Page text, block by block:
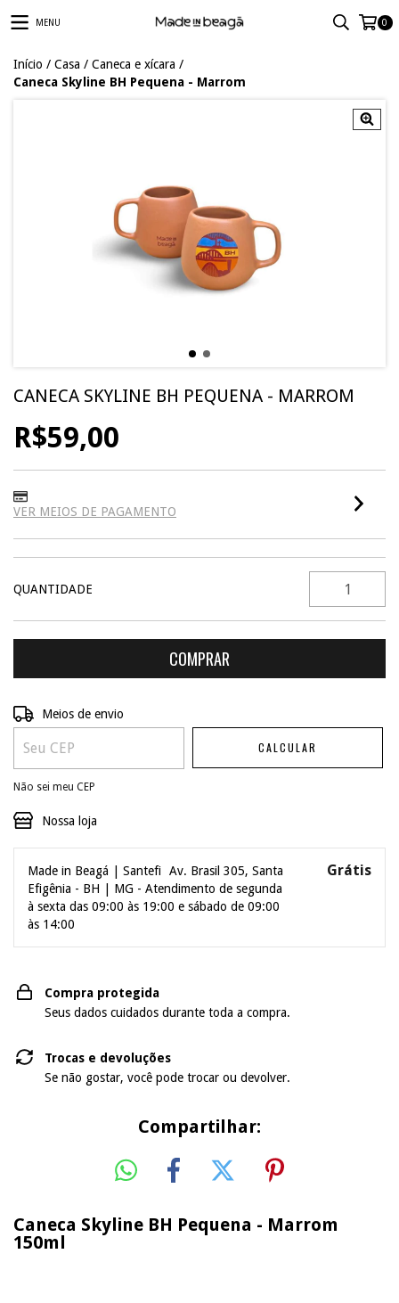
MENU 0
Início / Casa / Caneca e xícara /
Caneca Skyline BH Pequena - Marrom
CANECA SKYLINE BH PEQUENA - MARROM
R$59,00
VER MEIOS DE PAGAMENTO
QUANTIDADE
Entregas para o CEP:
Meios de envio
CALCULAR
Não sei meu CEP
Nossa loja
Made in Beagá | Santefi Av. Brasil 305, Santa
Efigênia - BH | MG - Atendimento de segunda
à sexta das 09:00 às 19:00 e sábado de 09:00
às 14:00
Grátis
Compra protegida
Seus dados cuidados durante toda a compra.
Trocas e devoluções
Se não gostar, você pode trocar ou devolver.
Compartilhar:
Caneca Skyline BH Pequena - Marrom
150ml